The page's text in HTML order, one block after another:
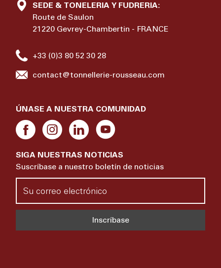
SEDE & TONELERIA Y FUDRERIA:
Route de Saulon
21220 Gevrey-Chambertin - FRANCE
+33 (0)3 80 52 30 28
contact@tonnellerie-rousseau.com
ÚNASE A NUESTRA COMUNIDAD
SIGA NUESTRAS NOTICIAS
Suscríbase a nuestro boletín de noticias